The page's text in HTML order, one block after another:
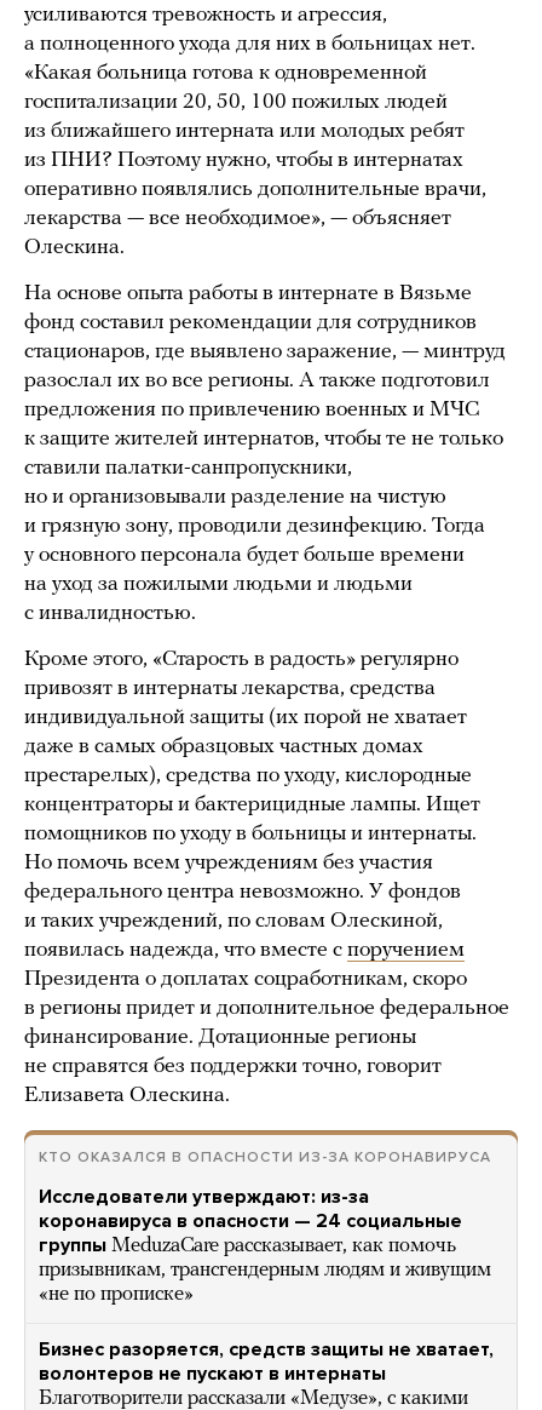
усиливаются тревожность и агрессия,
а полноценного ухода для них в больницах нет.
«Какая больница готова к одновременной
госпитализации 20, 50, 100 пожилых людей
из ближайшего интерната или молодых ребят
из ПНИ? Поэтому нужно, чтобы в интернатах
оперативно появлялись дополнительные врачи,
лекарства — все необходимое», — объясняет
Олескина.
На основе опыта работы в интернате в Вязьме
фонд составил рекомендации для сотрудников
стационаров, где выявлено заражение, — минтруд
разослал их во все регионы. А также подготовил
предложения по привлечению военных и МЧС
к защите жителей интернатов, чтобы те не только
ставили палатки-санпропускники,
но и организовывали разделение на чистую
и грязную зону, проводили дезинфекцию. Тогда
у основного персонала будет больше времени
на уход за пожилыми людьми и людьми
с инвалидностью.
Кроме этого, «Старость в радость» регулярно
привозят в интернаты лекарства, средства
индивидуальной защиты (их порой не хватает
даже в самых образцовых частных домах
престарелых), средства по уходу, кислородные
концентраторы и бактерицидные лампы. Ищет
помощников по уходу в больницы и интернаты.
Но помочь всем учреждениям без участия
федерального центра невозможно. У фондов
и таких учреждений, по словам Олескиной,
появилась надежда, что вместе с поручением
Президента о доплатах соцработникам, скоро
в регионы придет и дополнительное федеральное
финансирование. Дотационные регионы
не справятся без поддержки точно, говорит
Елизавета Олескина.
КТО ОКАЗАЛСЯ В ОПАСНОСТИ ИЗ-ЗА КОРОНАВИРУСА
Исследователи утверждают: из-за
коронавируса в опасности — 24 социальные
группы MeduzaCare рассказывает, как помочь
призывникам, трансгендерным людям и живущим
«не по прописке»
Бизнес разоряется, средств защиты не хватает,
волонтеров не пускают в интернаты
Благотворители рассказали «Медузе», с какими